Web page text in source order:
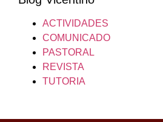
ACTIVIDADES
COMUNICADO
PASTORAL
REVISTA
TUTORIA